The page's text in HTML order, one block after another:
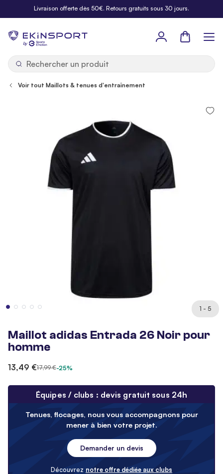
Allez au contenuLivraison offerte dès 50€. Retours gratuits sous 30 jours.
by
Panier
Voir tout Maillots & tenues d'entraînement
1 - 5
Maillot adidas Entrada 26 Noir pour
homme
13,49 €17,99 €-25%
Équipes / clubs : devis gratuit sous 24h
Tenues, flocages, nous vous accompagnons pour
mener à bien votre projet.
Demander un devis
Découvrez notre offre dédiée aux clubs